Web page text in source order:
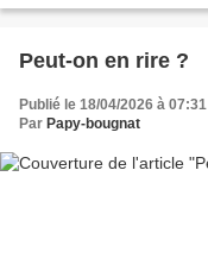
Peut-on en rire ?
Publié le 18/04/2026 à 07:31
Par Papy-bougnat